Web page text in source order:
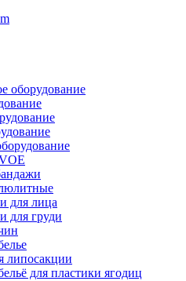
оборудование
для лица
для груди
липосакции
для пластики ягодиц